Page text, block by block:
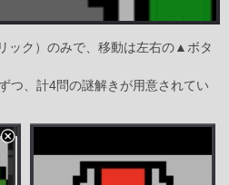
ック）のみで、移動は左右の▲ボタ
つ、計4問の謎解きが用意されてい